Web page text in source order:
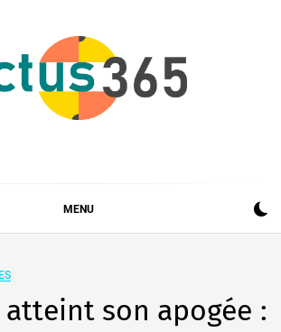
MENU
atteint son apogée :